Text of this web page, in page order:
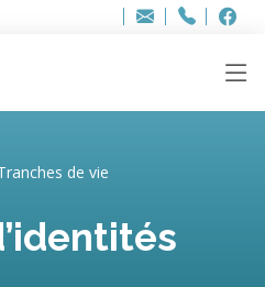
Adresse
info..hâthe..
Tel.
Tel.
de vie